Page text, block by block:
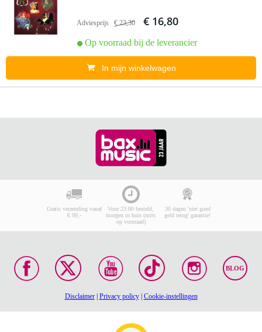
Adviesprijs € 23,30 € 16,80
Op voorraad bij de leverancier
In mijn winkelwagen
Gratis verzending vanaf
€ 99,-
Voor 23:00 besteld,
morgen in huis (mits
op voorraad)
30 dagen 'niet goed
geld terug' garantie!
BLOG
Disclaimer| Privacy policy| Cookie-instellingen